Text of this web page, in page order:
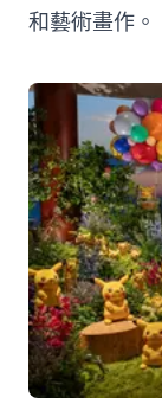
和藝術畫作。